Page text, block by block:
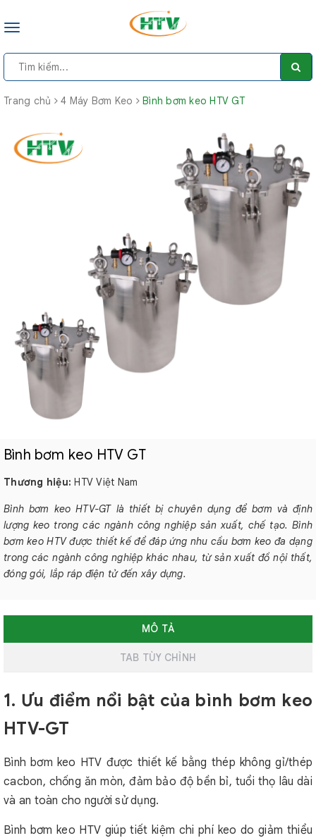
Toggle
Trang chủ 4 Máy Bơm Keo Bình bơm keo HTV GT
Bình bơm keo HTV GT
Thương hiệu: HTV Việt Nam
Bình bơm keo HTV-GT là thiết bị chuyên dụng để bơm và định
lượng keo trong các ngành công nghiệp sản xuất, chế tạo. Bình
bơm keo HTV được thiết kế để đáp ứng nhu cầu bơm keo đa dạng
trong các ngành công nghiệp khác nhau, từ sản xuất đồ nội thất,
đóng gói, lắp ráp điện tử đến xây dựng.
MÔ TẢ
TAB TÙY CHỈNH
1. Ưu điểm nổi bật của bình bơm keo
HTV-GT
Bình bơm keo HTV được thiết kế bằng thép không gỉ/thép
cacbon, chống ăn mòn, đảm bảo độ bền bỉ, tuổi thọ lâu dài
và an toàn cho người sử dụng.
Bình bơm keo HTV giúp tiết kiệm chi phí keo do giảm thiểu